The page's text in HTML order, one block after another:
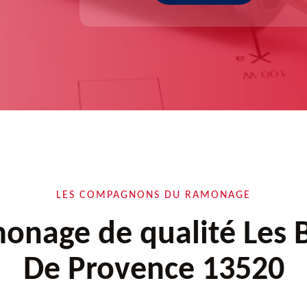
LES COMPAGNONS DU RAMONAGE
de qualité Les
De Provence 13520